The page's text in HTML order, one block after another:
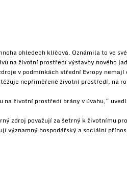
ohledech klíčová. Oznámila to ve
na životní prostředí výstavby nového
v podmínkách střední Evropy
nepřiměřeně životní prostředí, na
životní prostředí brány v úvahu,“
zdroj považují za šetrný k životnímu
hospodářský a sociální